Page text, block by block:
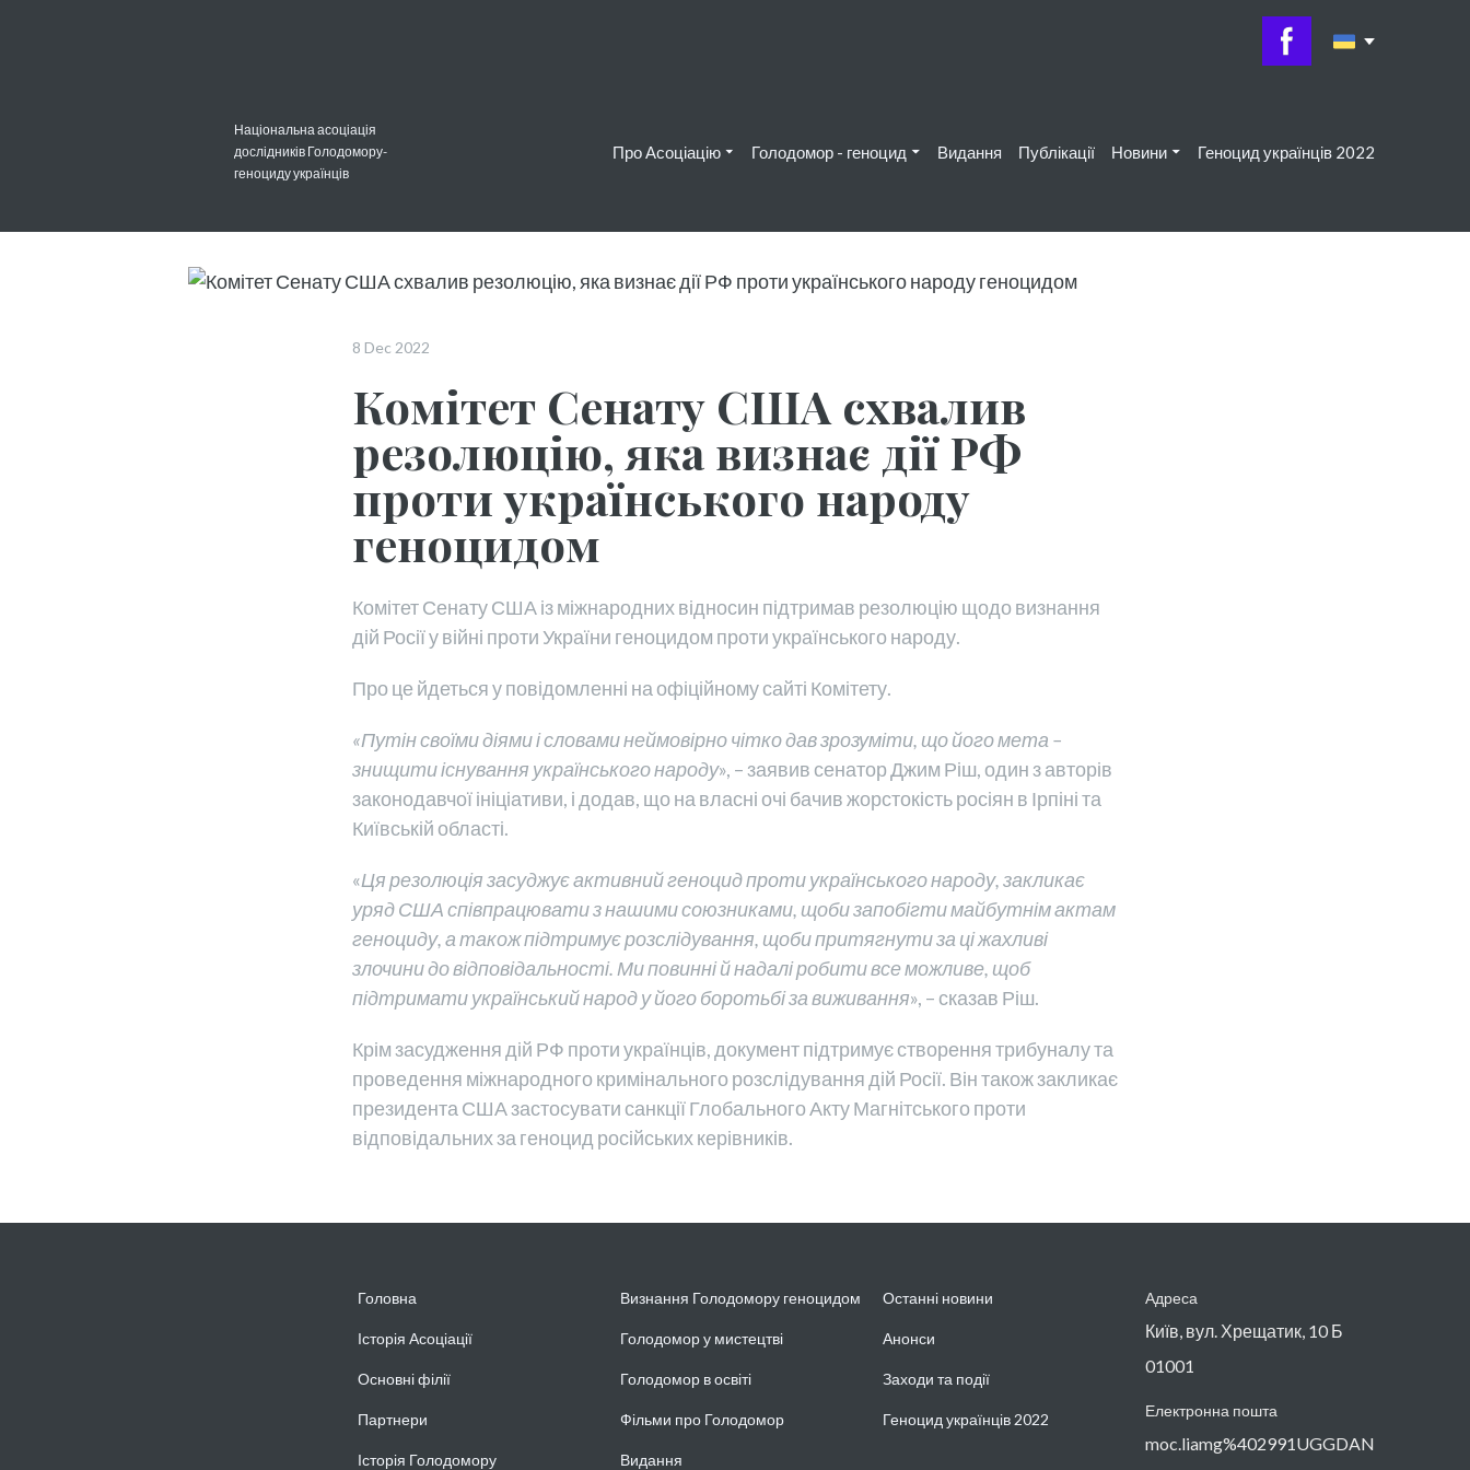
Національна асоціація
дослідників Голодомору-
геноциду українців
Про Асоціацію Голодомор - геноцид Видання Публікації Новини Геноцид українців 2022
8 Dec 2022
Комітет Сенату США схвалив
резолюцію, яка визнає дії РФ
проти українського народу
геноцидом
Комітет Сенату США із міжнародних відносин підтримав резолюцію щодо визнання
дій Росії у війні проти України геноцидом проти українського народу.
Про це йдеться у повідомленні на офіційному сайті Комітету.
«Путін своїми діями і словами неймовірно чітко дав зрозуміти, що його мета –
знищити існування українського народу», – заявив сенатор Джим Ріш, один з авторів
законодавчої ініціативи, і додав, що на власні очі бачив жорстокість росіян в Ірпіні та
Київській області.
«Ця резолюція засуджує активний геноцид проти українського народу, закликає
уряд США співпрацювати з нашими союзниками, щоби запобігти майбутнім актам
геноциду, а також підтримує розслідування, щоби притягнути за ці жахливі
злочини до відповідальності. Ми повинні й надалі робити все можливе, щоб
підтримати український народ у його боротьбі за виживання», – сказав Ріш.
Крім засудження дій РФ проти українців, документ підтримує створення трибуналута
проведення міжнародного кримінального розслідування дій Росії. Він також закликає
президента США застосувати санкції Глобального Акту Магнітського проти
відповідальних за геноцид російських керівників.
Головна
Історія Асоціації
Основні філії
Партнери
Історія Голодомору
Визнання Голодомору геноцидом
Голодомор у мистецтві
Голодомор в освіті
Фільми про Голодомор
Видання
Останні новини
Анонси
Заходи та події
Геноцид українців 2022
Адреса
Київ, вул. Хрещатик, 10 Б
01001
Електронна пошта
moc.liamg%402991UGGDAN